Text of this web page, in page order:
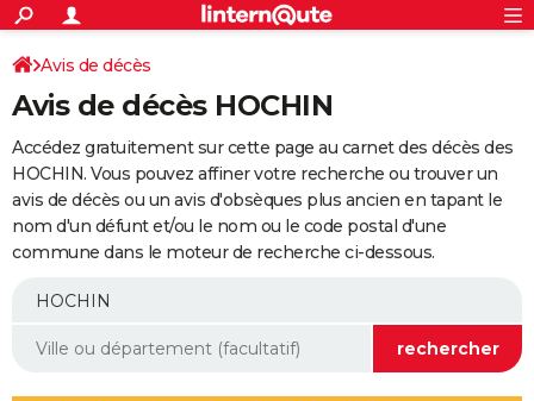
ACTUALITÉS
Politique
Société
Faits Divers
Education
Monde
Villes
+
SPORT
Coupe du monde 2026
Football
Tennis
Cyclisme
Rugby
Forum
Programme TV
TNT
Streaming
Cinéma
Sorties cinéma
Musique
+
FINANCE
Retraite
Epargne
Immobilier
Risques naturels par ville
Banque
Assurance
AUTO
Essais
Réserver un essai
Citadines
Berlines
SUV
Forum auto
+
Mobiles
Meilleur smartphone
Internet
Ordinateurs
Jeux vidéo
Guide high-tech
Aménagement intérieur
Avis de décès
Avis de décès HOCHIN
Accédez gratuitement sur cette page au carnet des décès des
HOCHIN. Vous pouvez affiner votre recherche ou trouver un
avis de décès ou un avis d'obsèques plus ancien en tapant le
nom d'un défunt et/ou le nom ou le code postal d'une
commune dans le moteur de recherche ci-dessous.